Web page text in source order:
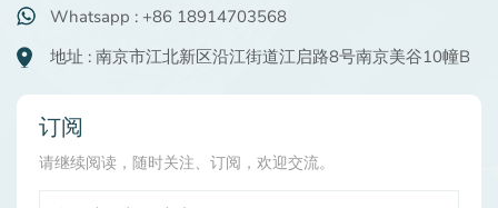
Whatsapp : +86 18914703568
地址 : 南京市江北新区沿江街道江启路8号南京美谷10幢B
订阅
请继续阅读，随时关注、订阅，欢迎交流。